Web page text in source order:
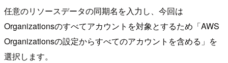
任意のリソースデータの同期名を入力し、今回は
Organizationsのすべてアカウントを対象とするため「AWS
Organizationsの設定からすべてのアカウントを含める」を
選択します。